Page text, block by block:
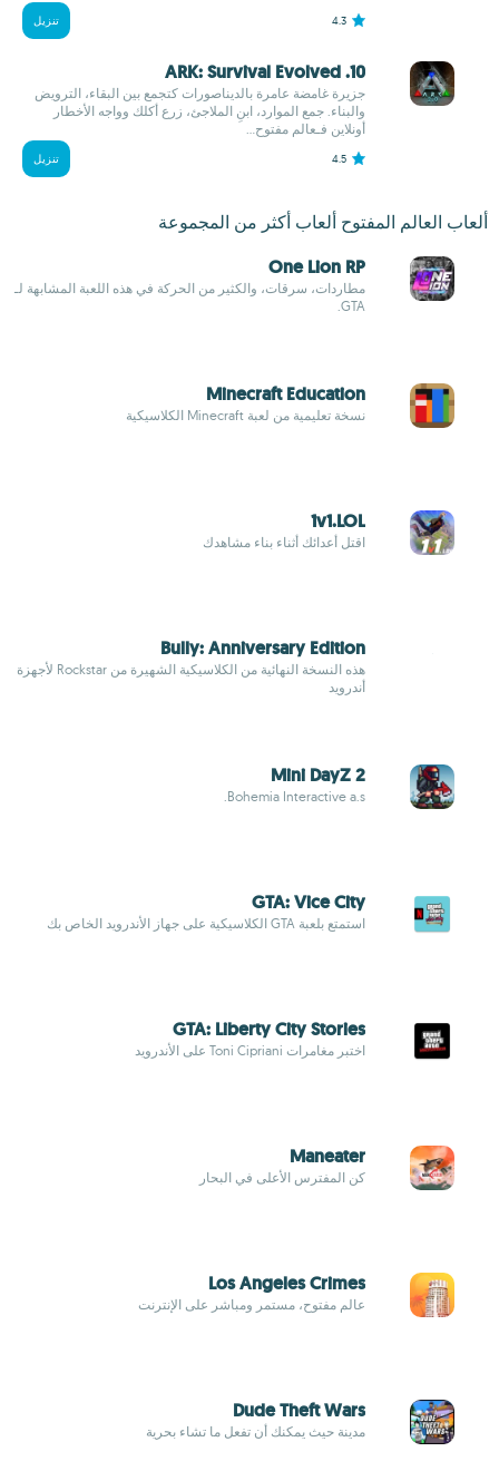
4.3 تنزيل
10. ARK: Survival Evolved
جزيرة غامضة عامرة بالديناصورات كتجمع بين البقاء، الترويض
والبناء. جمع الموارد، ابنِ الملاجئ، زرع أكلك وواجه الأخطار
أونلاين فـعالم مفتوح...
4.5 تنزيل
ألعاب العالم المفتوح ألعاب أكثر من المجموعة
One Lion RP
مطاردات، سرقات، والكثير من الحركة في هذه اللعبة المشابهة لـ
GTA.
Minecraft Education
نسخة تعليمية من لعبة Minecraft الكلاسيكية
1v1.LOL
اقتل أعدائك أثناء بناء مشاهدك
Bully: Anniversary Edition
هذه النسخة النهائية من الكلاسيكية الشهيرة من Rockstar لأجهزة
أندرويد
Mini DayZ 2
Bohemia Interactive a.s.
GTA: Vice City
استمتع بلعبة GTA الكلاسيكية على جهاز الأندرويد الخاص بك
GTA: Liberty City Stories
اختبر مغامرات Toni Cipriani على الأندرويد
Maneater
كن المفترس الأعلى في البحار
Los Angeles Crimes
عالم مفتوح، مستمر ومباشر على الإنترنت
Dude Theft Wars
مدينة حيث يمكنك أن تفعل ما تشاء بحرية